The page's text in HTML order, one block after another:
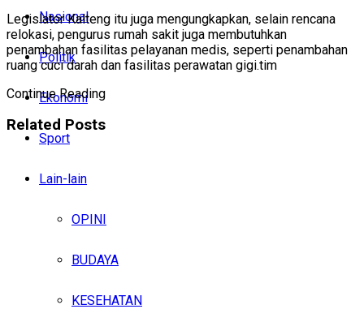
Nasional
Politik
Ekonomi
Sport
Lain-lain
OPINI
BUDAYA
KESEHATAN
Legislator Kalteng itu juga mengungkapkan, selain rencana
relokasi, pengurus rumah sakit juga membutuhkan
penambahan fasilitas pelayanan medis, seperti penambahan
ruang cuci darah dan fasilitas perawatan gigi.tim
Continue Reading
Related Posts